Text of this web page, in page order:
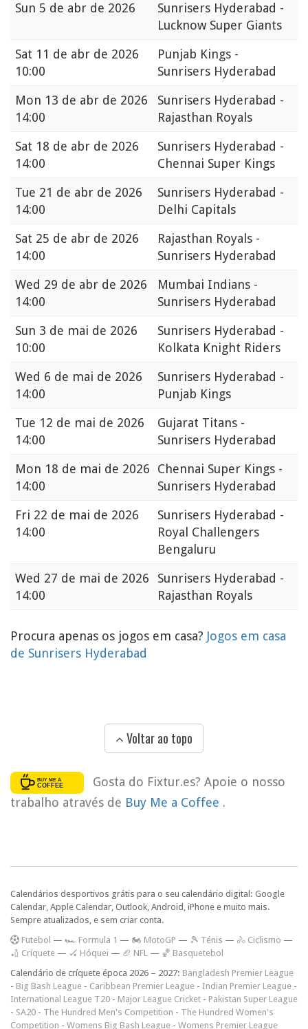
Sun 5 de abr de 2026
Sunrisers Hyderabad -
Lucknow Super Giants
Sat 11 de abr de 2026
10:00
Punjab Kings -
Sunrisers Hyderabad
Mon 13 de abr de 2026
14:00
Sunrisers Hyderabad -
Rajasthan Royals
Sat 18 de abr de 2026
14:00
Sunrisers Hyderabad -
Chennai Super Kings
Tue 21 de abr de 2026
14:00
Sunrisers Hyderabad -
Delhi Capitals
Sat 25 de abr de 2026
14:00
Rajasthan Royals -
Sunrisers Hyderabad
Wed 29 de abr de 2026
14:00
Mumbai Indians -
Sunrisers Hyderabad
Sun 3 de mai de 2026
10:00
Sunrisers Hyderabad -
Kolkata Knight Riders
Wed 6 de mai de 2026
14:00
Sunrisers Hyderabad -
Punjab Kings
Tue 12 de mai de 2026
14:00
Gujarat Titans -
Sunrisers Hyderabad
Mon 18 de mai de 2026
14:00
Chennai Super Kings -
Sunrisers Hyderabad
Fri 22 de mai de 2026
14:00
Sunrisers Hyderabad -
Royal Challengers
Bengaluru
Wed 27 de mai de 2026
14:00
Sunrisers Hyderabad -
Rajasthan Royals
Procura apenas os jogos em casa? Jogos em casa
de Sunrisers Hyderabad
Voltar ao topo
Gosta do Fixtur.es? Apoie o nosso
trabalho através de Buy Me a Coffee .
Calendários desportivos grátis para o seu calendário digital: Google
Calendar, Apple Calendar, Outlook, Android, iPhone e muito mais.
Sempre atualizados, e sem criar conta.
Futebol — 🏎️ Formula 1 — 🏍 MotoGP — 🎾 Ténis — 🚴 Ciclismo —
🏏 Críquete — 🏑 Hóquei — 🏈 NFL — 🏀 Basquetebol
Calendário de críquete época 2026 – 2027: Bangladesh Premier League
- Big Bash League - Caribbean Premier League - Indian Premier League -
International League T20 - Major League Cricket - Pakistan Super League
- SA20 - The Hundred Men's Competition - The Hundred Women's
Competition - Womens Big Bash League - Womens Premier League